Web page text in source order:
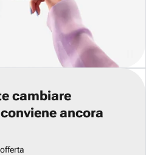
cambiare
ancora